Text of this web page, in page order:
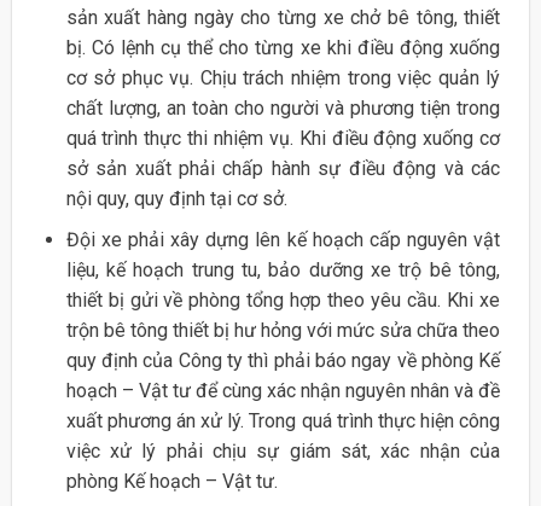
sản xuất hàng ngày cho từng xe chở bê tông, thiết
bị. Có lệnh cụ thể cho từng xe khi điều động xuống
cơ sở phục vụ. Chịu trách nhiệm trong việc quản lý
chất lượng, an toàn cho người và phương tiện trong
quá trình thực thi nhiệm vụ. Khi điều động xuống cơ
sở sản xuất phải chấp hành sự điều động và các
nội quy, quy định tại cơ sở.
Đội xe phải xây dựng lên kế hoạch cấp nguyên vật
liệu, kế hoạch trung tu, bảo dưỡng xe trộ bê tông,
thiết bị gửi về phòng tổng hợp theo yêu cầu. Khi xe
trộn bê tông thiết bị hư hỏng với mức sửa chữa theo
quy định của Công ty thì phải báo ngay về phòng Kế
hoạch – Vật tư để cùng xác nhận nguyên nhân và đề
xuất phương án xử lý. Trong quá trình thực hiện công
việc xử lý phải chịu sự giám sát, xác nhận của
phòng Kế hoạch – Vật tư.